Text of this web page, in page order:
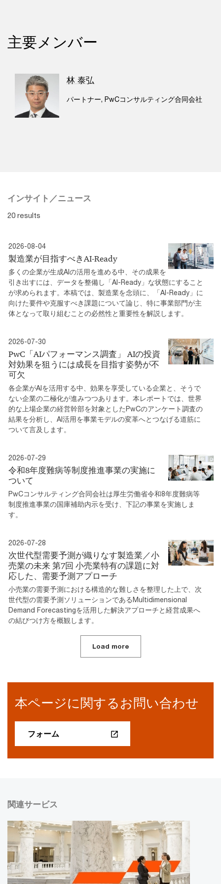
主要メンバー
林 泰弘
パートナー, PwCコンサルティング合同会社
インサイト／ニュース
20 results
2026-08-04
製造業が目指すべきAI-Ready
多くの企業が生成AIの活用を進める中、その成果を
引き出すには、データを整備し「AI-Ready」な状態にすること
が求められます。本稿では、製造業を念頭に、「AI-Ready」に
向けた要件や克服すべき課題について論じ、特に事業部門が主
体となって取り組むことの必然性と重要性を解説します。
2026-07-30
PwC「AIパフォーマンス調査」 AIの投資
対効果を狙うには成長を目指す姿勢が不
可欠
各企業がAIを活用する中、効果を享受している企業と、そうで
ない企業の二極化が進みつつあります。本レポートでは、世界
的な上場企業の経営幹部を対象としたPwCのアンケート調査の
結果を分析し、AI活用を事業モデルの変革へとつなげる道筋に
ついて言及します。
2026-07-29
令和8年度難病等制度推進事業の実施に
ついて
PwCコンサルティング合同会社は厚生労働省令和8年度難病等
制度推進事業の国庫補助内示を受け、下記の事業を実施しま
す。
2026-07-28
次世代型需要予測が織りなす製造業／小
売業の未来 第7回 小売業特有の課題に対
応した、需要予測アプローチ
小売業の需要予測における構造的な難しさを整理した上で、次
世代型の需要予測ソリューションであるMultidimensional
Demand Forecastingを活用した解決アプローチと経営成果へ
の結びつけ方を概観します。
Load more
本ページに関するお問い合わせ
フォーム
関連サービス